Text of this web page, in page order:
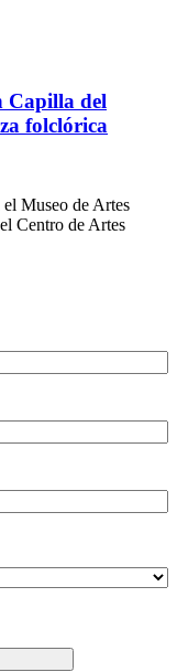
Capilla del
folclórica
Museo de Artes
Centro de Artes